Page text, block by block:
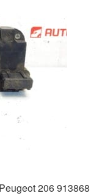
206 913868